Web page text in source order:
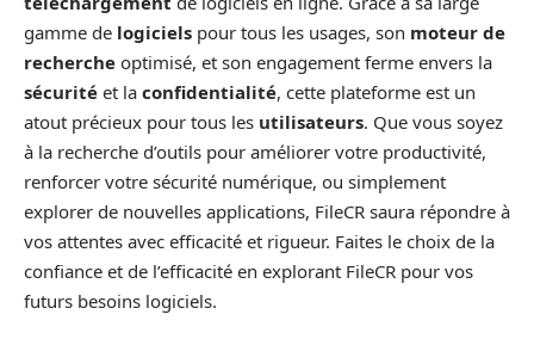
gamme de logiciels pour tous les usages, son moteur de
recherche optimisé, et son engagement ferme envers la
sécurité et la confidentialité, cette plateforme est un
atout précieux pour tous les utilisateurs. Que vous soyez
à la recherche d’outils pour améliorer votre productivité,
renforcer votre sécurité numérique, ou simplement
explorer de nouvelles applications, FileCR saura répondre à
vos attentes avec efficacité et rigueur. Faites le choix de la
confiance et de l’efficacité en explorant FileCR pour vos
futurs besoins logiciels.